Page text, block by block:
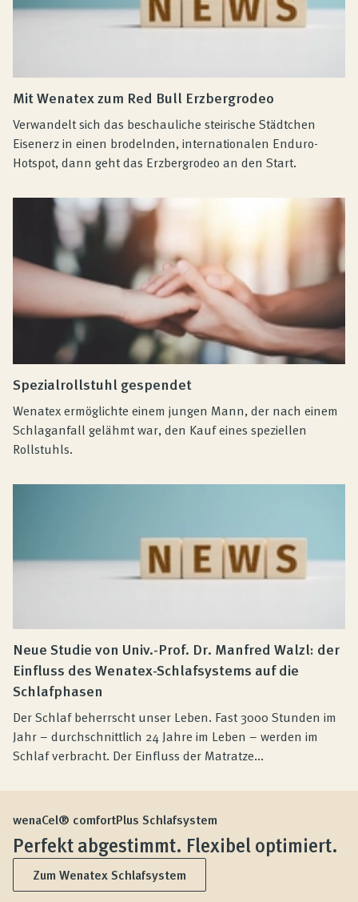
Mit Wenatex zum Red Bull Erzbergrodeo
Verwandelt sich das beschauliche steirische Städtchen
Eisenerz in einen brodelnden, internationalen Enduro-
Hotspot, dann geht das Erzbergrodeo an den Start.
Spezialrollstuhl gespendet
Wenatex ermöglichte einem jungen Mann, der nach einem
Schlaganfall gelähmt war, den Kauf eines speziellen
Rollstuhls.
Neue Studie von Univ.-Prof. Dr. Manfred Walzl: der
Einfluss des Wenatex-Schlafsystems auf die
Schlafphasen
Der Schlaf beherrscht unser Leben. Fast 3000 Stunden im
Jahr – durchschnittlich 24 Jahre im Leben – werden im
Schlaf verbracht. Der Einfluss der Matratze...
wenaCel® comfortPlus Schlafsystem
Perfekt abgestimmt. Flexibel optimiert.
Zum Wenatex Schlafsystem